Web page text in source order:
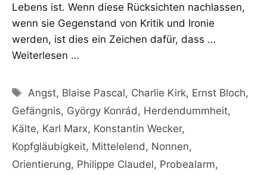
Lebens ist. Wenn diese Rücksichten nachlassen,
wenn sie Gegenstand von Kritik und Ironie
werden, ist dies ein Zeichen dafür, dass …
Weiterlesen …
Schlagwörter
Angst, Blaise Pascal, Charlie Kirk, Ernst Bloch,
Gefängnis, György Konrád , Herdendummheit,
Kälte, Karl Marx, Konstantin Wecker,
Kopfgläubigkeit, Mittelelend , Nonnen,
Orientierung, Philippe Claudel, Probealarm,